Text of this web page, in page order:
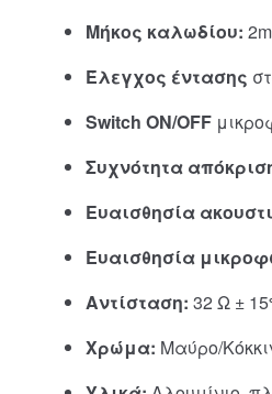
Μήκος καλωδίου:
Έλεγχος έντασης
Switch ON/OFF
Συχνότητα
Ευαισθησία
Ευαισθησία
Αντίσταση: 32 Ω ±
Χρώμα: Μαύρο/